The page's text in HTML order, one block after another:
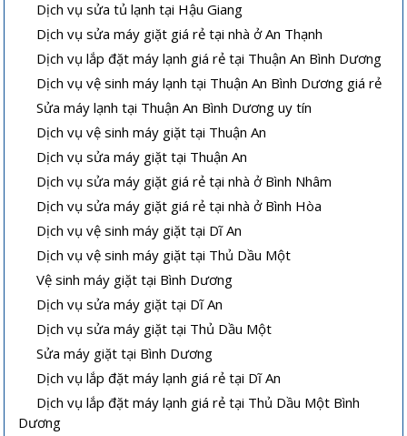
Dịch vụ sửa tủ lạnh tại Hậu Giang
Dịch vụ sửa máy giặt giá rẻ tại nhà ở An Thạnh
Dịch vụ lắp đặt máy lạnh giá rẻ tại Thuận An Bình Dương
Dịch vụ vệ sinh máy lạnh tại Thuận An Bình Dương giá rẻ
Sửa máy lạnh tại Thuận An Bình Dương uy tín
Dịch vụ vệ sinh máy giặt tại Thuận An
Dịch vụ sửa máy giặt tại Thuận An
Dịch vụ sửa máy giặt giá rẻ tại nhà ở Bình Nhâm
Dịch vụ sửa máy giặt giá rẻ tại nhà ở Bình Hòa
Dịch vụ vệ sinh máy giặt tại Dĩ An
Dịch vụ vệ sinh máy giặt tại Thủ Dầu Một
Vệ sinh máy giặt tại Bình Dương
Dịch vụ sửa máy giặt tại Dĩ An
Dịch vụ sửa máy giặt tại Thủ Dầu Một
Sửa máy giặt tại Bình Dương
Dịch vụ lắp đặt máy lạnh giá rẻ tại Dĩ An
Dịch vụ lắp đặt máy lạnh giá rẻ tại Thủ Dầu Một Bình
Dương